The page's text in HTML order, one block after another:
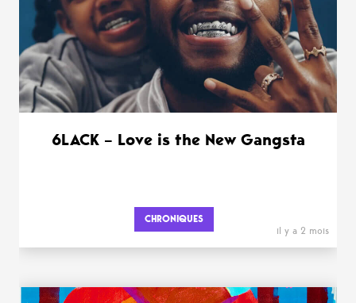
6LACK – Love is the New Gangsta
CHRONIQUES
il y a 2 mois